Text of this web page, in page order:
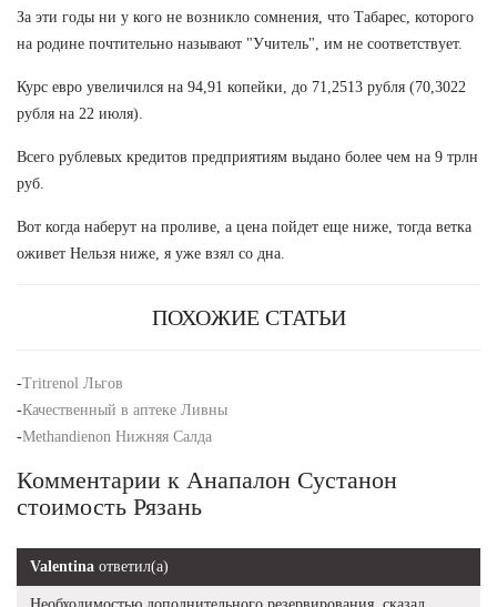
За эти годы ни у кого не возникло сомнения, что Табарес, которого
на родине почтительно называют "Учитель", им не соответствует.
Курс евро увеличился на 94,91 копейки, до 71,2513 рубля (70,3022
рубля на 22 июля).
Всего рублевых кредитов предприятиям выдано более чем на 9 трлн
руб.
Вот когда наберут на проливе, а цена пойдет еще ниже, тогда ветка
оживет Нельзя ниже, я уже взял со дна.
ПОХОЖИЕ СТАТЬИ
-Tritrenol Льгов
-Качественный в аптеке Ливны
-Methandienon Нижняя Салда
Комментарии к Анапалон Сустанон
стоимость Рязань
Valentina ответил(а)